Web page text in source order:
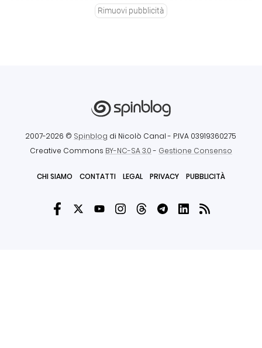
Rimuovi pubblicità
2007-2026 © Spinblog di Nicolò Canal - P.IVA 03919360275
Creative Commons BY-NC-SA 3.0- Gestione Consenso
CHI SIAMO CONTATTI LEGAL PRIVACY PUBBLICITÀ